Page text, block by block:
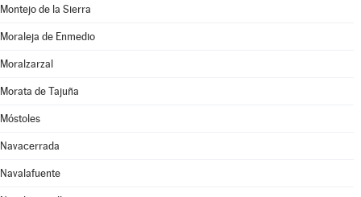
Montejo de la Sierra
Moraleja de Enmedio
Moralzarzal
Morata de Tajuña
Móstoles
Navacerrada
Navalafuente